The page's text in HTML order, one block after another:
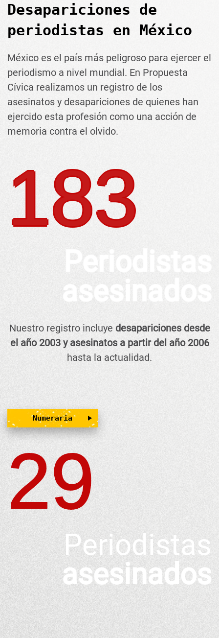
Desapariciones de
periodistas en México
México es el país más peligroso para ejercer el
periodismo a nivel mundial. En Propuesta
Cívica realizamos un registro de los
asesinatos y desapariciones de quienes han
ejercido esta profesión como una acción de
memoria contra el olvido.
183
Periodistas
asesinados
Nuestro registro incluye desapariciones desde
el año 2003 y asesinatos a partir del año 2006
hasta la actualidad.
Numeraria
29
Periodistas
asesinados